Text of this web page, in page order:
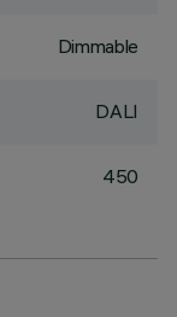
Dimmable
DALI
450